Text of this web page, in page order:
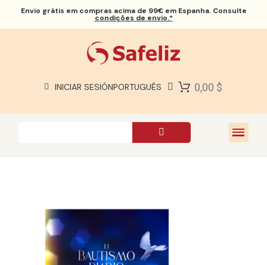
Envio grátis em compras acima de 99€ em Espanha. Consulte
condições de envio.*
INICIAR SESIÓNPORTUGUÊS 0,00 $
SOBRE NÓS